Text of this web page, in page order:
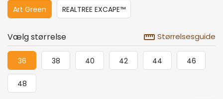
Art Green REALTREE EXCAPE™
Vælg størrelse straighten Størrelsesguide
36 38 40 42 44 46
48